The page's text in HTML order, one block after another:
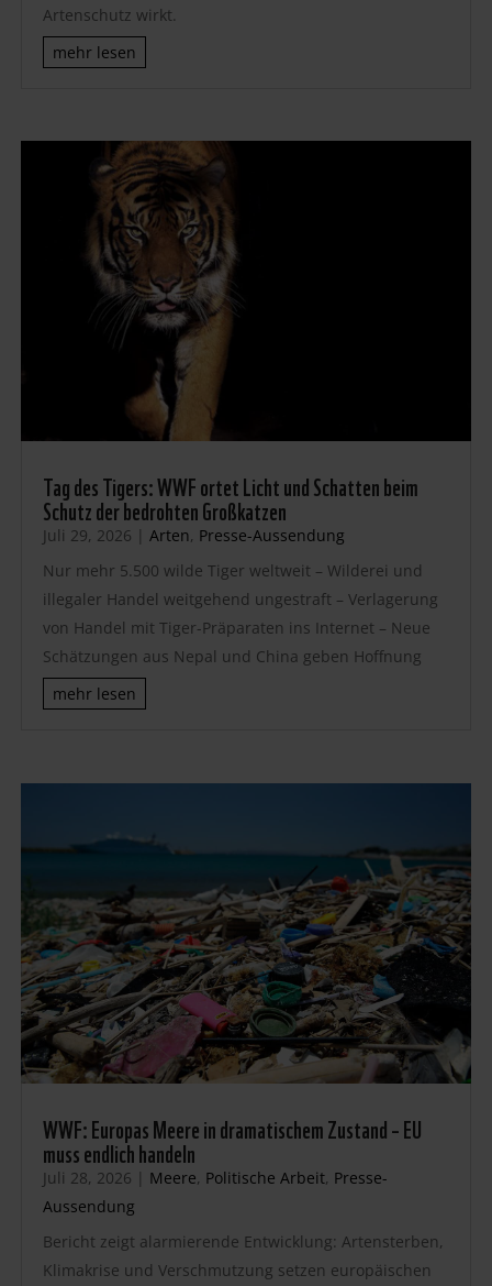
Artenschutz wirkt.
mehr lesen
Tag des Tigers: WWF ortet Licht und Schatten beim
Schutz der bedrohten Großkatzen
Juli 29, 2026 | Arten, Presse-Aussendung
Nur mehr 5.500 wilde Tiger weltweit – Wilderei und
illegaler Handel weitgehend ungestraft – Verlagerung
von Handel mit Tiger-Präparaten ins Internet – Neue
Schätzungen aus Nepal und China geben Hoffnung
mehr lesen
WWF: Europas Meere in dramatischem Zustand – EU
muss endlich handeln
Juli 28, 2026 | Meere, Politische Arbeit, Presse-
Aussendung
Bericht zeigt alarmierende Entwicklung: Artensterben,
Klimakrise und Verschmutzung setzen europäischen